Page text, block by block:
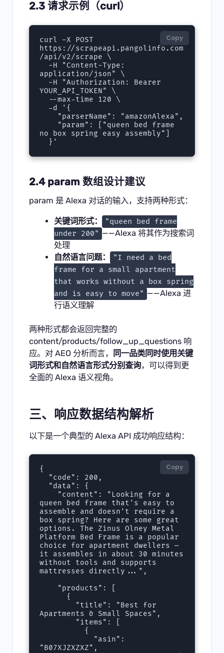
2.3 请求示例（curl）
Copy
curl -X POST
https://scrapeapi.pangolinfo.com
/api/v2/scrape \
application/json" \
YOUR_API_TOKEN" \
no box spring easy assembly"]
  }'
2.4 param 数组设计建议
param 是 Alexa 对话的输入，支持两种形式：
关键词形式：
"queen bed frame
under 200" ——Alexa 将其作为搜索词
处理
自然语言问题：
"I need a bed
frame for a small apartment
that works without a box spring
and is easy to move" ——Alexa 进
行语义理解
两种形式都会返回完整的
content/products/follow_up_questions 响
应。对 AEO 分析而言，
同一品类同时使用关键
词形式和自然语言形式分别查询，可以得到更
全面的 Alexa 语义视角。
三、响应数据结构解析
以下是一个典型的 Alexa API 成功响应结构：
Copy
{
queen bed frame that's easy to
assemble and doesn't require a
box spring? Here are some great
options. The Zinus Olney Metal
Platform Bed Frame is a popular
choice for apartment dwellers —
it assembles in about 30 minutes
without tools and supports
mattresses directly...",
Apartments & Small Spaces",
"B07XJZXZXZ",